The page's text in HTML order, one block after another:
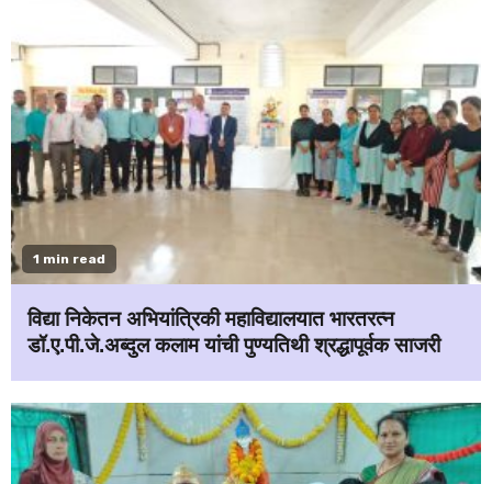
1 min read
विद्या निकेतन अभियांत्रिकी महाविद्यालयात भारतरत्न
डॉ.ए.पी.जे.अब्दुल कलाम यांची पुण्यतिथी श्रद्धापूर्वक साजरी